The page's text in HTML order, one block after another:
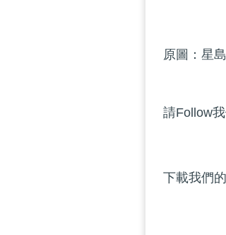
原圖：星
請Follow
下載我們